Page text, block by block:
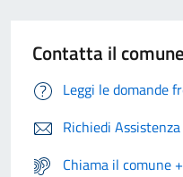
Contatta il comune
Leggi le domande
Richiedi Assistenza
Chiama il comune